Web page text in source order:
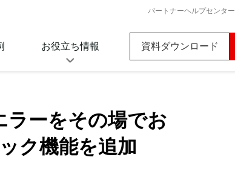
パートナーヘルプセンター
お役立ち情報
資料ダウンロード
資料ダウンロード
ラーをその場でお
ク機能を追加